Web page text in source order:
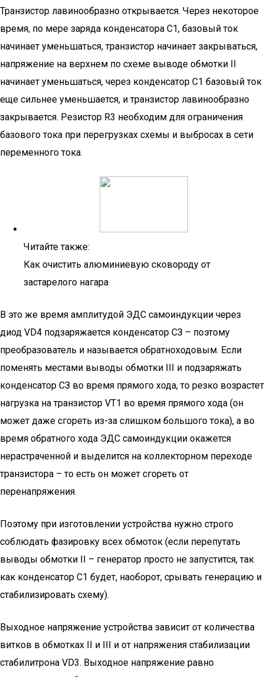
Транзистор лавинообразно открывается. Через некоторое
время, по мере заряда конденсатора С1, базовый ток
начинает уменьшаться, транзистор начинает закрываться,
напряжение на верхнем по схеме выводе обмотки II
начинает уменьшаться, через конденсатор С1 базовый ток
еще сильнее уменьшается, и транзистор лавинообразно
закрывается. Резистор R3 необходим для ограничения
базового тока при перегрузках схемы и выбросах в сети
переменного тока.
Читайте также:
Как очистить алюминиевую сковороду от
застарелого нагара
В это же время амплитудой ЭДС самоиндукции через
диод VD4 подзаряжается конденсатор СЗ – поэтому
преобразователь и называется обратноходовым. Если
поменять местами выводы обмотки III и подзаряжать
конденсатор СЗ во время прямого хода, то резко возрастет
нагрузка на транзистор VT1 во время прямого хода (он
может даже сгореть из-за слишком большого тока), а во
время обратного хода ЭДС самоиндукции окажется
нерастраченной и выделится на коллекторном переходе
транзистора – то есть он может сгореть от
перенапряжения.
Поэтому при изготовлении устройства нужно строго
соблюдать фазировку всех обмоток (если перепутать
выводы обмотки II – генератор просто не запустится, так
как конденсатор С1 будет, наоборот, срывать генерацию и
стабилизировать схему).
Выходное напряжение устройства зависит от количества
витков в обмотках II и III и от напряжения стабилизации
стабилитрона VD3. Выходное напряжение равно